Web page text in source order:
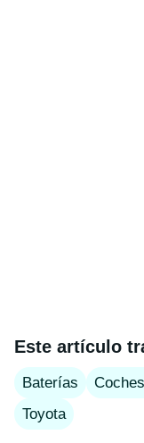
Este artículo
Baterías
Toyota